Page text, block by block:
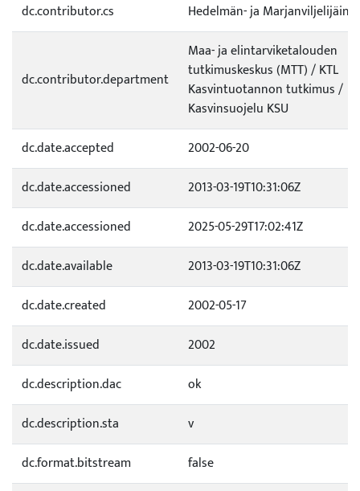
dc.contributor.cs
Hedelmän- ja Marjanviljelijäin
dc.contributor.department
Maa- ja elintarviketalouden
tutkimuskeskus (MTT) / KTL
Kasvintuotannon tutkimus /
Kasvinsuojelu KSU
dc.date.accepted
2002-06-20
dc.date.accessioned
2013-03-19T10:31:06Z
dc.date.accessioned
2025-05-29T17:02:41Z
dc.date.available
2013-03-19T10:31:06Z
dc.date.created
2002-05-17
dc.date.issued
2002
dc.description.dac
ok
dc.description.sta
v
dc.format.bitstream
false